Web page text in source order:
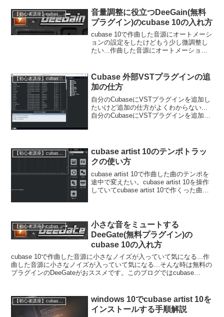
音量調整に役立つDeeGain(無料
プラグイン)のcubase 10の入れ方
cubase 10で作曲した音源にオートメーシ
ョンの設定をしたけどもう少し微調整し
たい...作曲した音源にオートメーション
DeeGainがおススメです。このブログで
はcu...
【初心者講座】cubase artist 10の使い方
Cubase 外部VSTプラグインの追
加の仕方
自分のCubaseにVSTプラグインを追加し
たいけど追加の仕方がよくわからない...
自分のCubaseにVSTプラグインを追加し
【初心者講座】cubase artist 10の使い方
cubase artist 10のテンポトラッ
クの使い方
cubase artist 10で作曲した曲のテンポを
途中で変えたい。cubase artist 10を操作
していてcubase artist 10で作くった曲テ
【初心者講座】cubase artist 10の使い方
小さな音をミュートする
DeeGate(無料プラグイン)の
cubase 10の入れ方
cubase 10で作曲した音源に小さなノイズが入っていて気になる...作
曲した音源に小さなノイズが入っていて気になる...そんな時は無料の
プラグインのDeeGateがおススメです。このブログではcubase
【初心者講座】cubase artist 10の使い方
windows 10でcubase artist 10を
インストールする手順解説